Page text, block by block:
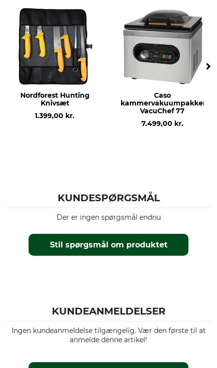
spænding
220 – 240 V
pumpeydelse
35 l/min.
Vægt
4,4 kg
Nordforest Hunting
Knivsæt
1.399,00 kr.
Caso
kammervakuumpakker
VacuChef 77
7.499,00 kr.
KUNDESPØRGSMÅL
Stil spørgsmål om produktet
Der er ingen spørgsmål endnu
KUNDEANMELDELSER
Ingen kundeanmeldelse tilgængelig. Vær den første til at
anmelde denne artikel!